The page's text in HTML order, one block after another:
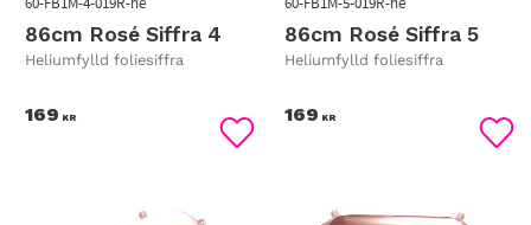
86cm Rosé Siffra 4
Heliumfylld foliesiffra
169 KR
Lägg till i favoriter
86cm Rosé Siffra 5
Heliumfylld foliesiffra
169 KR